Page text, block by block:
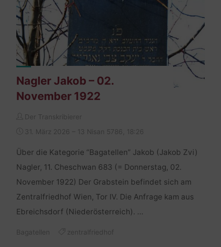
Nagler Jakob – 02.
November 1922
Der Transkribierer
31. März 2026 – 13 Nisan 5786, 18:26
Über die Kategorie “Bagatellen” Jakob (Jakob Zvi)
Nagler, 11. Cheschwan 683 (= Donnerstag, 02.
November 1922) Der Grabstein befindet sich am
Zentralfriedhof Wien, Tor IV. Die Anfrage kam aus
Ebreichsdorf (Niederösterreich). …
Bagatellen zentralfriedhof